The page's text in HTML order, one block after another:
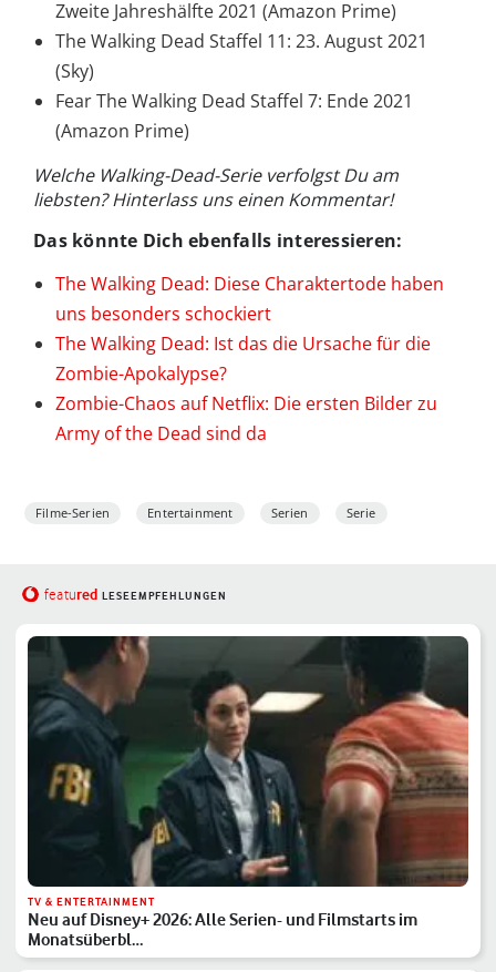
Zweite Jahreshälfte 2021 (Amazon Prime)
The Walking Dead Staffel 11: 23. August 2021
(Sky)
Fear The Walking Dead Staffel 7: Ende 2021
(Amazon Prime)
Welche Walking-Dead-Serie verfolgst Du am
liebsten? Hinterlass uns einen Kommentar!
Das könnte Dich ebenfalls interessieren:
The Walking Dead: Diese Charaktertode haben
uns besonders schockiert
The Walking Dead: Ist das die Ursache für die
Zombie-Apokalypse?
Zombie-Chaos auf Netflix: Die ersten Bilder zu
Army of the Dead sind da
Filme-Serien Entertainment Serien Serie
featured LESEEMPFEHLUNGEN
TV & ENTERTAINMENT
Neu auf Disney+ 2026: Alle Serien- und Filmstarts im
Monatsüberbl…